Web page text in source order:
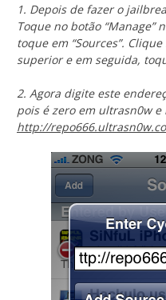
1. Depois de fazer o
Toque no botão
toque em “Sources”.
superior e em seguida,
2. Agora digite este
pois é zero em ultrasn0w e
http://